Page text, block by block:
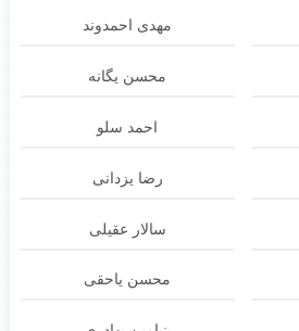
مهدی احمدوند
محسن یگانه
احمد سلو
رضا یزدانی
سالار عقیلی
محسن یاحقی